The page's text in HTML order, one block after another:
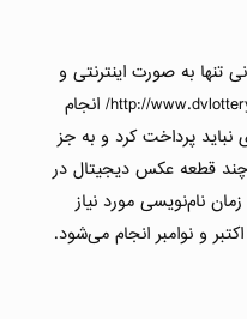
تنها به صورت اینترنتی و
تنها از طریق وب‌گاه http://www.dvlottery.state.gov/ESC/ انجام
پرداخت کرد و به جز
قطعه عکس دیجیتال در
نام‌نویسی مورد نیاز
و نوامبر انجام می‌شود.